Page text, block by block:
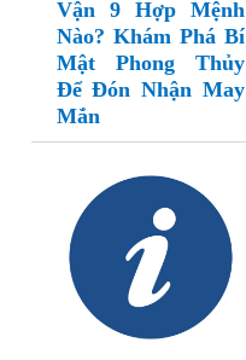
Vận 9 Hợp Mệnh
Nào? Khám Phá Bí
Mật Phong Thủy
Để Đón Nhận May
Mắn